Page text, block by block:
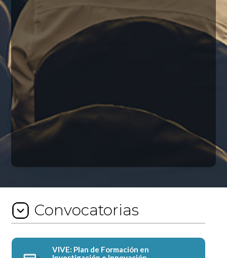
Convocatorias
VIVE: Plan de Formación en